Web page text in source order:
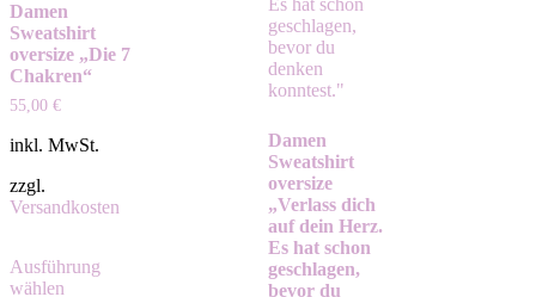
Damen
Sweatshirt
oversize „Die 7
Chakren“
55,00 €
inkl. MwSt.
zzgl.
Versandkosten
Ausführung
wählen
Damen
Sweatshirt
oversize
„Verlass dich
auf dein Herz.
Es hat schon
geschlagen,
bevor du